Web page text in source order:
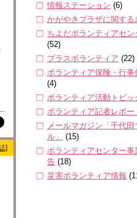
]
情報ステーション (6)
かがやきプラザに関する
ちよだボランティアセン
(52)
プラスボランティア (22)
ボランティア保険・行
(4)
ボランティア活動トピッ
ボランティア記者レポー
メールマガジン「千代田
ル」
(15)
ボランティアセンター事
告 (18)
災害ボランティア情報